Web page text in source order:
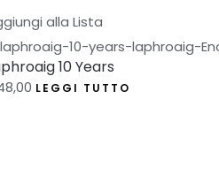
alla Lista
10 Years
LEGGI TUTTO